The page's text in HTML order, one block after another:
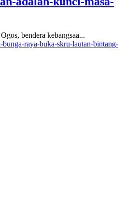
bendera kebangsaa...